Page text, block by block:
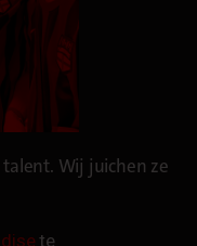
Wij juichen ze
te